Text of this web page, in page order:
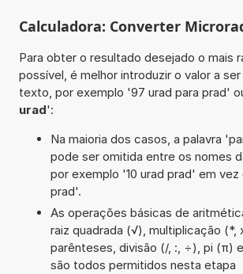
Calculadora: Converter
Para obter o resultado desejado o mais
possível, é melhor introduzir o valor a
texto, por exemplo '97 urad para prad'
urad':
Na maioria dos casos, a palavra
pode ser omitida entre os nomes
por exemplo '10 urad prad' em vez
prad'.
As operações básicas de
raiz quadrada (√), multiplicação (*,
parênteses, divisão (/, :, ÷), pi (π)
são todos permitidos nesta etapa